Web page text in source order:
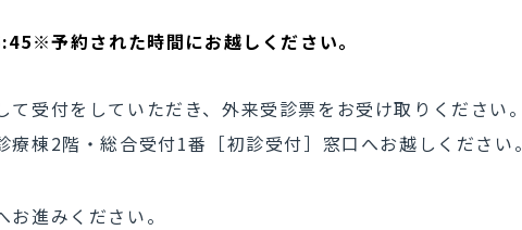
※予約された時間にお越しください。
て受付をしていただき、外来受診票をお受け取りください
療棟2階・総合受付1番［初診受付］窓口へお越しください
進みください。